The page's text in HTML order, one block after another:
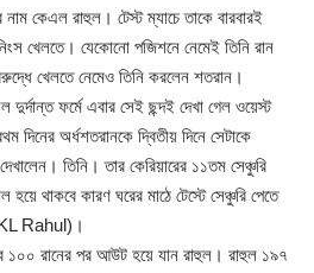
কেএল রাহুল। টেস্ট ম্যাচে তাকে বারবারই
খেলতে। যেকোনো পজিশনে নেমেই তিনি রান
খেলতে নেমেও তিনি করলেন শতরান।
দুর্দান্ত ফর্মে এবার সেই ছন্দই দেখা গেল ওয়েস্ট
দিনের অর্ধশতরানকে দ্বিতীয় দিনে সেটাকে
তিনি। তার কেরিয়ারের ১১তম সেঞ্চুরি
থাকবে কারণ ঘরের মাঠে টেস্টে সেঞ্চুরি পেতে
Rahul)।
১০০ রানের পর আউট হয়ে যান রাহুল। রাহুল ১৯৭